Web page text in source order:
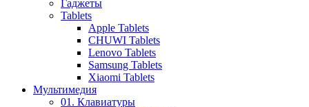
Гаджеты
Tablets
Apple Tablets
CHUWI Tablets
Lenovo Tablets
Samsung Tablets
Xiaomi Tablets
Мультимедия
01. Клавиатуры